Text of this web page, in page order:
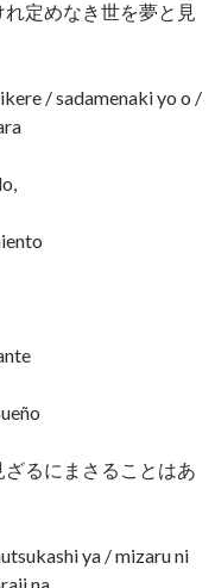
定めなき世を夢と見
/ sadamenaki yo o /
るにまさることはあ
ya / mizaru ni
na